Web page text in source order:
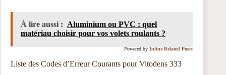
À lire aussi : Aluminium ou PVC : quel
matériau choisir pour vos volets roulants ?
Powered by Inline Related Posts
Liste des Codes d’Erreur Courants pour Vitodens 333